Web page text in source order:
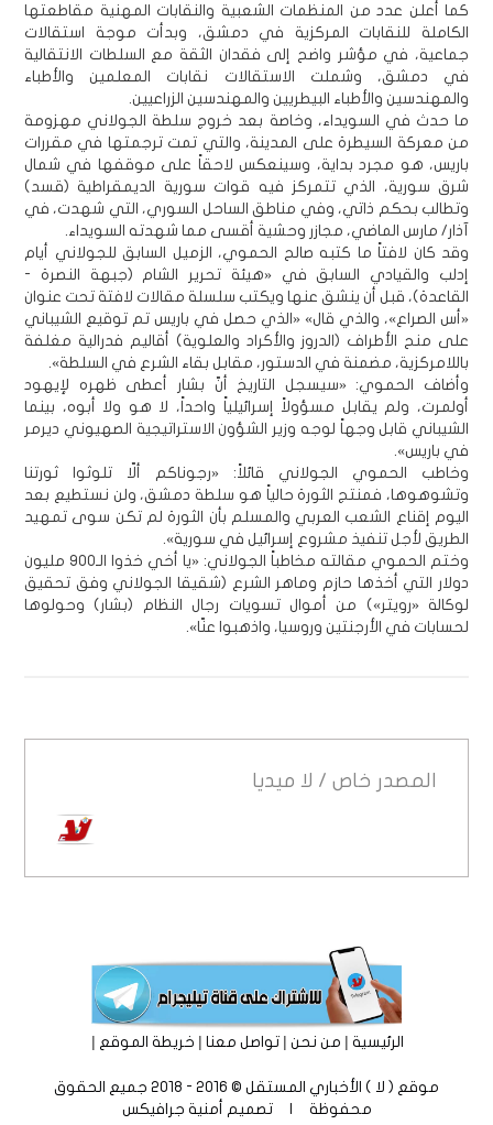
كما أعلن عدد من المنظمات الشعبية والنقابات المهنية مقاطعتها
الكاملة للنقابات المركزية في دمشق، وبدأت موجة استقالات
جماعية، في مؤشر واضح إلى فقدان الثقة مع السلطات الانتقالية
في دمشق، وشملت الاستقالات نقابات المعلمين والأطباء
والمهندسين والأطباء البيطريين والمهندسين الزراعيين.
ما حدث في السويداء، وخاصة بعد خروج سلطة الجولاني مهزومة
من معركة السيطرة على المدينة، والتي تمت ترجمتها في مقررات
باريس، هو مجرد بداية، وسينعكس لاحقاً على موقفها في شمال
شرق سورية، الذي تتمركز فيه قوات سورية الديمقراطية (قسد)
وتطالب بحكم ذاتي، وفي مناطق الساحل السوري، التي شهدت، في
آذار/ مارس الماضي، مجازر وحشية أقسى مما شهدته السويداء.
وقد كان لافتاً ما كتبه صالح الحموي، الزميل السابق للجولاني أيام
إدلب والقيادي السابق في «هيئة تحرير الشام (جبهة النصرة -
القاعدة)، قبل أن ينشق عنها ويكتب سلسلة مقالات لافتة تحت عنوان
«أس الصراع»، والذي قال» «الذي حصل في باريس تم توقيع الشيباني
على منح الأطراف (الدروز والأكراد والعلوية) أقاليم فدرالية مغلفة
باللامركزية، مضمنة في الدستور، مقابل بقاء الشرع في السلطة».
وأضاف الحموي: «سيسجل التاريخ أنّ بشار أعطى ظهره لإيهود
أولمرت، ولم يقابل مسؤولاً إسرائيلياً واحداً، لا هو ولا أبوه، بينما
الشيباني قابل وجهاً لوجه وزير الشؤون الاستراتيجية الصهيوني ديرمر
في باريس».
وخاطب الحموي الجولاني قائلاً: «رجوناكم ألّا تلوثوا ثورتنا
وتشوهوها، فمنتج الثورة حالياً هو سلطة دمشق، ولن نستطيع بعد
اليوم إقناع الشعب العربي والمسلم بأن الثورة لم تكن سوى تمهيد
الطريق لأجل تنفيذ مشروع إسرائيل في سورية».
وختم الحموي مقالته مخاطباً الجولاني: «يا أخي خذوا الـ900 مليون
دولار التي أخذها حازم وماهر الشرع (شقيقا الجولاني وفق تحقيق
لوكالة «رويتر») من أموال تسويات رجال النظام (بشار) وحولوها
لحسابات في الأرجنتين وروسيا، واذهبوا عنّا».
المصدر خاص / لا ميديا
الرئيسية|من نحن|تواصل معنا|خريطة الموقع |
موقع ( لا ) الأخباري المستقل © 2016 - 2018 جميع الحقوق
محفوظة | تصميم أمنية جرافيكس